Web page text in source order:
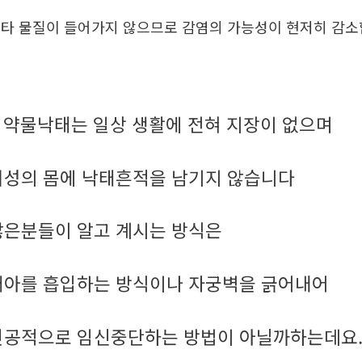
물질이 들어가지 않으므로 감염의 가능성이 현저히 감
약물낙태는 일상 생활에 전혀 지장이 없으며
의 몸에 낙태흔적을 남기지 않습니다
분들이 알고 계시는 방식은
를 흡입하는 방식이나 자궁벽을 긁어내어
적으로 임신중단하는 방법이 아닐까하는데요.